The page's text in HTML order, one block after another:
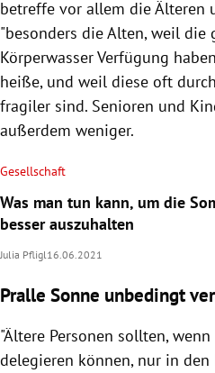
betreffe vor allem die Älteren
"besonders die Alten, weil die
Körperwasser Verfügung
heiße, und weil diese oft
fragiler sind. Senioren und
außerdem weniger.
Gesellschaft
Was man tun kann, um die
besser auszuhalten
Julia Pfligl16.06.2021
Pralle Sonne unbedingt
"Ältere Personen sollten,
delegieren können, nur in den